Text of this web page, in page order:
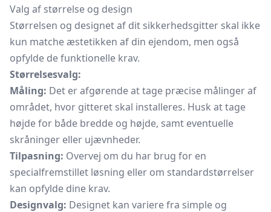
Valg af størrelse og design
Størrelsen og designet af dit sikkerhedsgitter skal ikke
kun matche æstetikken af din ejendom, men også
opfylde de funktionelle krav.
Størrelsesvalg:
Måling: Det er afgørende at tage præcise målinger af
området, hvor gitteret skal installeres. Husk at tage
højde for både bredde og højde, samt eventuelle
skråninger eller ujævnheder.
Tilpasning: Overvej om du har brug for en
specialfremstillet løsning eller om standardstørrelser
kan opfylde dine krav.
Designvalg: Designet kan variere fra simple og